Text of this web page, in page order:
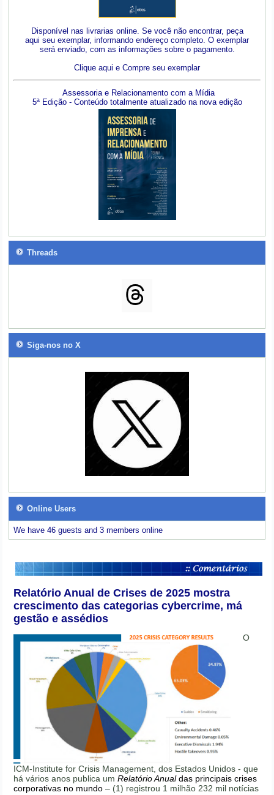
Disponível nas livrarias online. Se você não encontrar, peça
aqui seu exemplar, informando endereço completo. O exemplar
será enviado, com as informações sobre o pagamento.
Clique aqui e Compre seu exemplar
Assessoria e Relacionamento com a Mídia
5ª Edição - Conteúdo totalmente atualizado na nova edição
Threads
Siga-nos no X
Online Users
We have 46 guests and 3 members online
Relatório Anual de Crises de 2025 mostra
crescimento das categorias cybercrime, má
gestão e assédios
O
ICM-Institute for Crisis Management, dos Estados Unidos - que
há vários anos publica umRelatório Anualdas principais crises
corporativas no mundo – (1) registrou 1 milhão 232 mil notícias